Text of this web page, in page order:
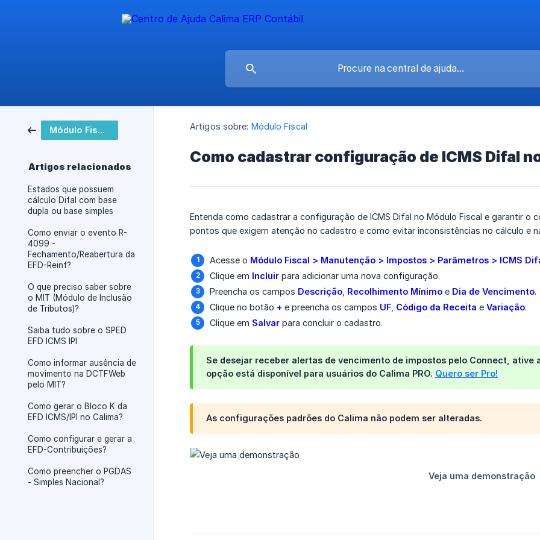
Módulo Fiscal
Artigos relacionados
Estados que possuem
cálculo Difal com base
dupla ou base simples
Como enviar o evento R-
4099 -
Fechamento/Reabertura da
EFD-Reinf?
O que preciso saber sobre
o MIT (Módulo de Inclusão
de Tributos)?
Saiba tudo sobre o SPED
EFD ICMS IPI
Como informar ausência de
movimento na DCTFWeb
pelo MIT?
Como gerar o Bloco K da
EFD ICMS/IPI no Calima?
Como configurar e gerar a
EFD-Contribuições?
Como preencher o PGDAS
- Simples Nacional?
Artigos sobre: Módulo Fiscal
Como cadastrar configuração de ICMS Difal
Entenda como cadastrar a configuração de ICMS Difal no Módulo Fiscal e garantir
pontos que exigem atenção no cadastro e como evitar inconsistências no cálculo e
Acesse o Módulo Fiscal > Manutenção > Impostos > Parâmetros > ICMS
Clique em Incluir para adicionar uma nova configuração.
Preencha os campos Descrição Recolhimento Mínimo e Dia de Vencimento.
Clique no botão + e preencha os campos UF Código da Receita e Variação.
Clique em Salvar para concluir o cadastro.
Se desejar receber alertas de vencimento de impostos pelo Connect,
opção está disponível para usuários do Calima PRO. Quero ser Pro!
As configurações padrões do Calima não podem ser alteradas.